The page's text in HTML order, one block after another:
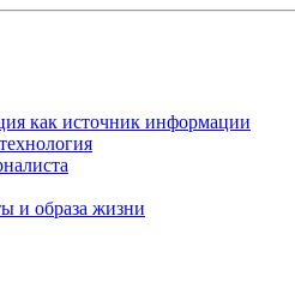
как источник информации
и образа жизни